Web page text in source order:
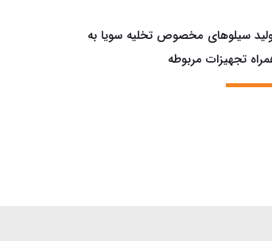
سیلوهای مخصوص تخلیه سویا به
تجهیزات مربوطه